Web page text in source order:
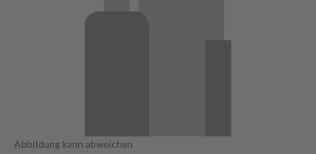
Abbildung kann abweichen